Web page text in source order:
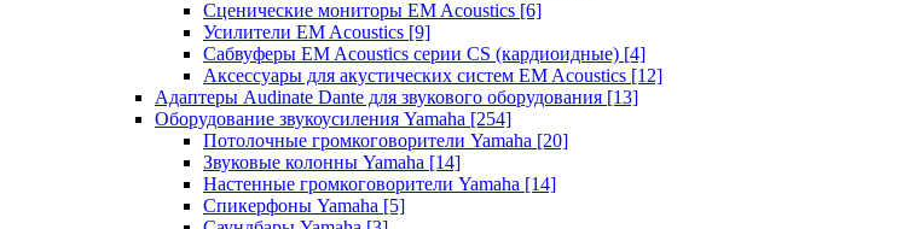
Сценические мониторы EM Acoustics [6]
Усилители EM Acoustics [9]
Сабвуферы EM Acoustics серии CS (кардиоидные) [4]
Аксессуары для акустических систем EM Acoustics [12]
Адаптеры Audinate Dante для звукового оборудования [13]
Оборудование звукоусиления Yamaha [254]
Потолочные громкоговорители Yamaha [20]
Звуковые колонны Yamaha [14]
Настенные громкоговорители Yamaha [14]
Спикерфоны Yamaha [5]